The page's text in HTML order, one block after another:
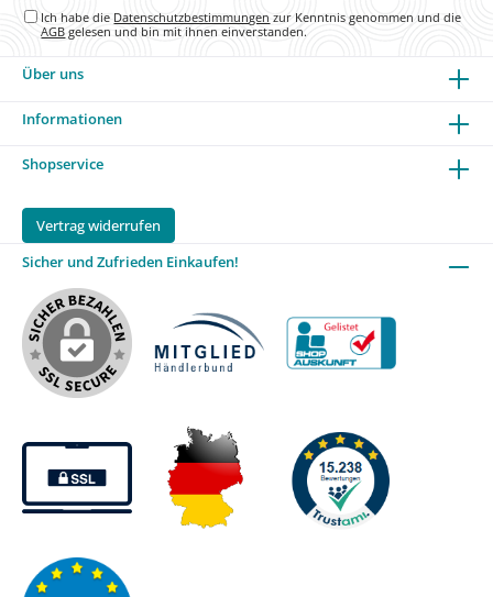
Ich habe die Datenschutzbestimmungen zur Kenntnis genommen und die
AGB gelesen und bin mit ihnen einverstanden.
Über uns
Informationen
Shopservice
Vertrag widerrufen
Sicher und Zufrieden Einkaufen!